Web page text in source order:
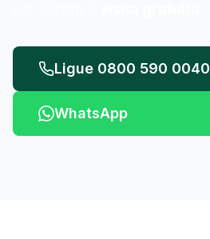
Ligue 0800 590 0040
WhatsApp